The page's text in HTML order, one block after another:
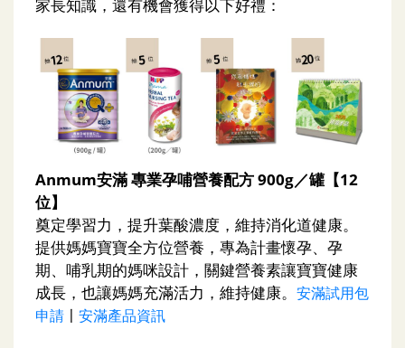
家長知識，還有機會獲得以下好禮：
Anmum安滿 專業孕哺營養配方 900g／罐【12
位】
奠定學習力，提升葉酸濃度，維持消化道健康。
提供媽媽寶寶全方位營養，專為計畫懷孕、孕
期、哺乳期的媽咪設計，關鍵營養素讓寶寶健康
成長，也讓媽媽充滿活力，維持健康。 安滿試用包
申請 〡 安滿產品資訊